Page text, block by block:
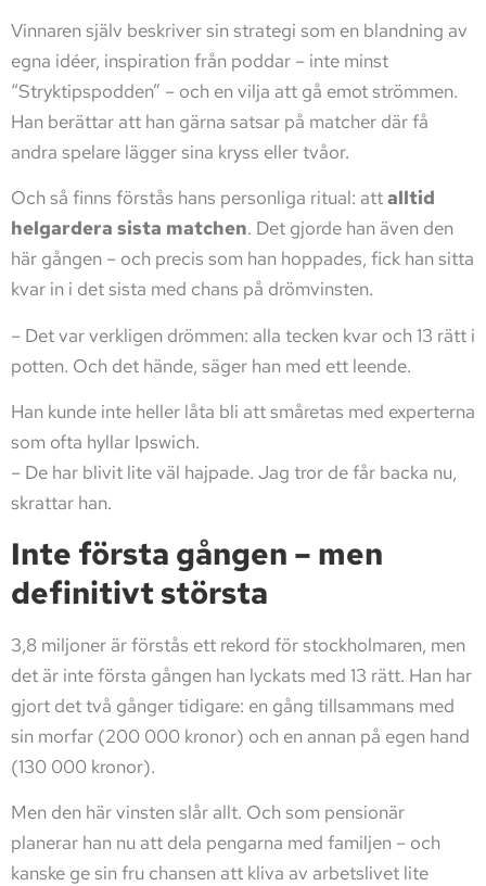
Vinnaren själv beskriver sin strategi som en blandning av
egna idéer, inspiration från poddar – inte minst
“Stryktipspodden” – och en vilja att gå emot strömmen.
Han berättar att han gärna satsar på matcher där få
andra spelare lägger sina kryss eller tvåor.
Och så finns förstås hans personliga ritual: attalltid
helgardera sista matchen. Det gjorde han även den
här gången – och precis som han hoppades, fick han sitta
kvar in i det sista med chans på drömvinsten.
– Det var verkligen drömmen: alla tecken kvar och 13 rätt i
potten. Och det hände, säger han med ett leende.
Han kunde inte heller låta bli att småretas med experterna
som ofta hyllar Ipswich.
– De har blivit lite väl hajpade. Jag tror de får backa nu,
skrattar han.
Inte första gången – men
definitivt största
3,8 miljoner är förstås ett rekord för stockholmaren, men
det är inte första gången han lyckats med 13 rätt. Han har
gjort det två gånger tidigare: en gång tillsammans med
sin morfar (200 000 kronor) och en annan på egen hand
(130 000 kronor).
Men den här vinsten slår allt. Och som pensionär
planerar han nu att dela pengarna med familjen – och
kanske ge sin fru chansen att kliva av arbetslivet lite